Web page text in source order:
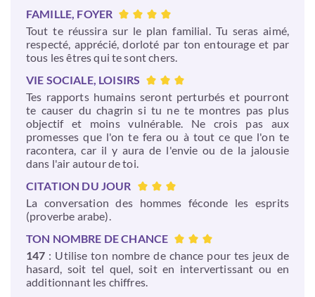
FAMILLE, FOYER
Tout te réussira sur le plan familial. Tu seras aimé,
respecté, apprécié, dorloté par ton entourage et par
tous les êtres qui te sont chers.
VIE SOCIALE, LOISIRS
Tes rapports humains seront perturbés et pourront
te causer du chagrin si tu ne te montres pas plus
objectif et moins vulnérable. Ne crois pas aux
promesses que l'on te fera ou à tout ce que l'on te
racontera, car il y aura de l'envie ou de la jalousie
dans l'air autour de toi.
CITATION DU JOUR
La conversation des hommes féconde les esprits
(proverbe arabe).
TON NOMBRE DE CHANCE
147 : Utilise ton nombre de chance pour tes jeux de
hasard, soit tel quel, soit en intervertissant ou en
additionnant les chiffres.